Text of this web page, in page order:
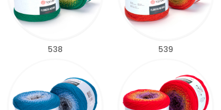
538 539